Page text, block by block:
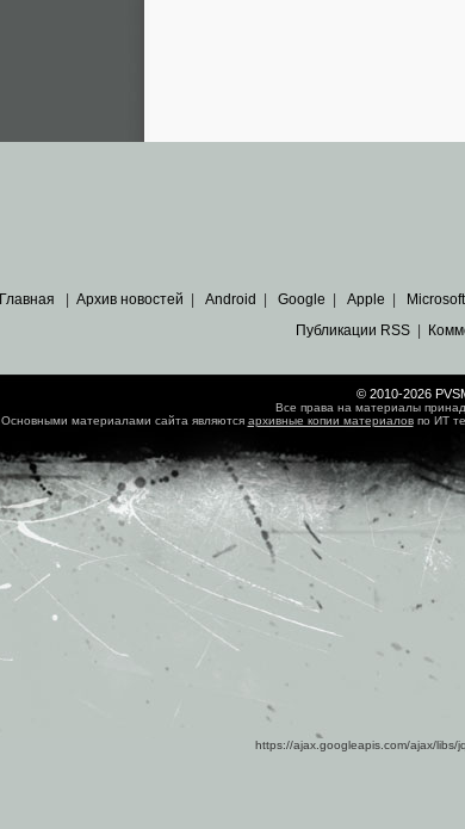
Главная Архив новостей Android Google Apple Microsoft
Публикации RSS|
© 2010-2026
Все права на материалы
Основными материалами сайта являются архивные копии материаловпо ИТ
https://ajax.googleapis.com/ajax/libs/